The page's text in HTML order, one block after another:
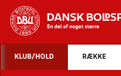
KLUB/HOLD RÆKKE